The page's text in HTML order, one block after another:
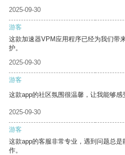
2025-09-30
游客
这款加速器VPM应用程序已经为我们带
护。
2025-09-30
游客
这款app的社区氛围很温馨，让我能够感
2025-09-30
游客
这款app的客服非常专业，遇到问题总
作。